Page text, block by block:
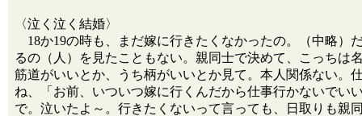
〈泣く泣く結婚〉
18か19の時も、まだ嫁に行きたくなかったの。（中略）
るの（人）を見たこともない。親同士で決めて、こっちは
筋道がいいとか、うち柄がいいとか見て。本人関係ない。
ね、「お前、いついつ嫁に行くんだから仕事行かないでい
で。泣いたよ～。行きたくないって言っても、日取りも親